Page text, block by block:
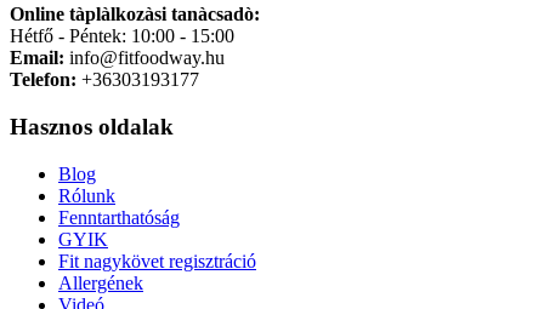
Online tàplàlkozàsi tanàcsadò:
Hétfő - Péntek: 10:00 - 15:00
Email: info@fitfoodway.hu
Telefon: +36303193177
Hasznos oldalak
Blog
Rólunk
Fenntarthatóság
GYIK
Fit nagykövet regisztráció
Allergének
Videó